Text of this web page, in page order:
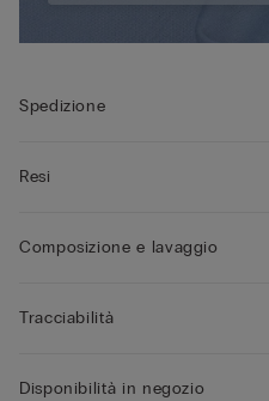
Spedizione
Resi
Composizione e lavaggio
Tracciabilità
Disponibilità in negozio